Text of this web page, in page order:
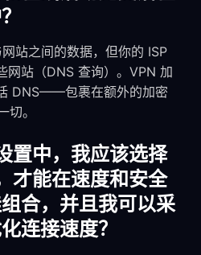
站之间的数据，但你的 ISP
网站（DNS 查询）。VPN 加
DNS——包裹在额外的加密
切。
置中，我应该选择
才能在速度和安全
合，并且我可以采
连接速度？